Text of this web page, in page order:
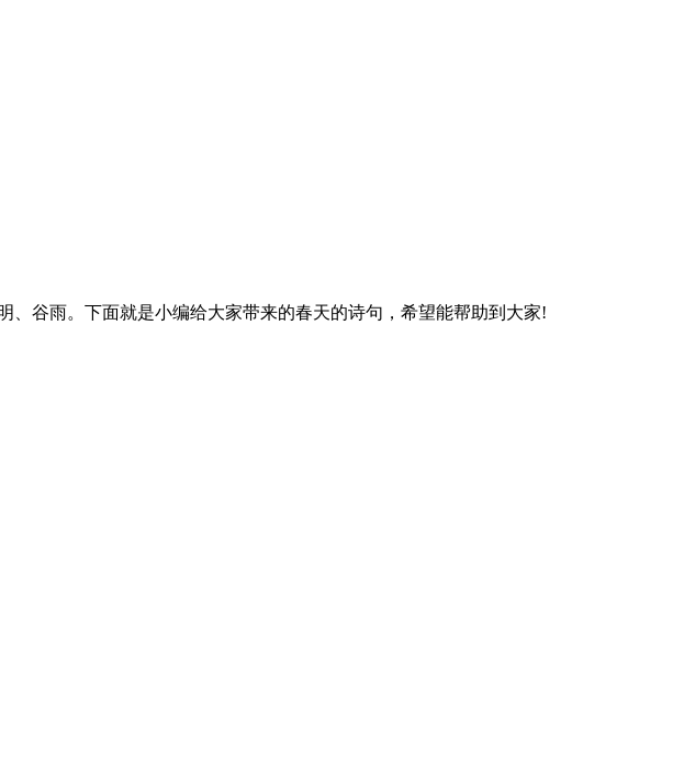
谷雨。下面就是小编给大家带来的春天的诗句，希望能帮助到大家!